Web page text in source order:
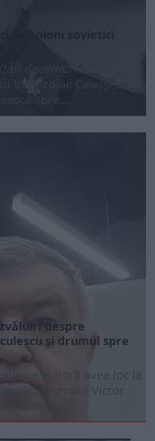
de spioni sovietici
În decembrie 1989, în
lui Ni­colae Ceaușescu,
despre
și drumul spre
generalul Victor